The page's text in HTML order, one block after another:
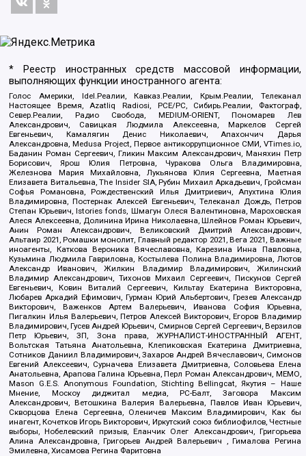
* Реестр иностранных средств массовой информации,
выполняющих функции иностранного агента:
Голос Америки, Idel.Реалии, Кавказ.Реалии, Крым.Реалии, Телеканал
Настоящее Время, Azatliq Radiosi, PCE/PC, Сибирь.Реалии, Фактограф,
Север.Реалии, Радио Свобода, MEDIUM-ORIENT, Пономарев Лев
Александрович, Савицкая Людмила Алексеевна, Маркелов Сергей
Евгеньевич, Камалягин Денис Николаевич, Апахончич Дарья
Александровна, Medusa Project, Первое антикоррупционное СМИ, VTimes.io,
Баданин Роман Сергеевич, Гликин Максим Александрович, Маняхин Петр
Борисович, Ярош Юлия Петровна, Чуракова Ольга Владимировна,
Железнова Мария Михайловна, Лукьянова Юлия Сергеевна, Маетная
Елизавета Витальевна, The Insider SIA, Рубин Михаил Аркадьевич, Гройсман
Софья Романовна, Рождественский Илья Дмитриевич, Апухтина Юлия
Владимировна, Постернак Алексей Евгеньевич, Телеканал Дождь, Петров
Степан Юрьевич, Istories fonds, Шмагун Олеся Валентиновна, Мароховская
Алеся Алексеевна, Долинина Ирина Николаевна, Шлейнов Роман Юрьевич,
Анин Роман Александрович, Великовский Дмитрий Александрович,
Альтаир 2021, Ромашки монолит, Главный редактор 2021, Вега 2021, Важные
иноагенты, Каткова Вероника Вячеславовна, Карезина Инна Павловна,
Кузьмина Людмила Гавриловна, Костылева Полина Владимировна, Лютов
Александр Иванович, Жилкин Владимир Владимирович, Жилинский
Владимир Александрович, Тихонов Михаил Сергеевич, Пискунов Сергей
Евгеньевич, Ковин Виталий Сергеевич, Кильтау Екатерина Викторовна,
Любарев Аркадий Ефимович, Гурман Юрий Альбертович, Грезев Александр
Викторович, Важенков Артем Валерьевич, Иванова София Юрьевна,
Пигалкин Илья Валерьевич, Петров Алексей Викторович, Егоров Владимир
Владимирович, Гусев Андрей Юрьевич, Смирнов Сергей Сергеевич, Верзилов
Петр Юрьевич, ЗП, Зона права, ЖУРНАЛИСТ-ИНОСТРАННЫЙ АГЕНТ,
Вольтская Татьяна Анатольевна, Клепиковская Екатерина Дмитриевна,
Сотников Даниил Владимирович, Захаров Андрей Вячеславович, Симонов
Евгений Алексеевич, Сурначева Елизавета Дмитриевна, Соловьева Елена
Анатольевна, Арапова Галина Юрьевна, Перл Роман Александрович, МЕМО,
Mason G.E.S. Anonymous Foundation, Stichting Bellingcat, Якутия – Наше
Мнение, Москоу диджитал медиа, РС-Балт, Заговора Максим
Александрович, Ветошкина Валерия Валерьевна, Павлов Иван Юрьевич,
Скворцова Елена Сергеевна, Оленичев Максим Владимирович, Как бы
инагент, Кочетков Игорь Викторович, Иркутский союз библиофилов, Честные
выборы, Нобелевский призыв, Еланчик Олег Александрович, Григорьева
Алина Александровна, Григорьев Андрей Валерьевич , Гималова Регина
Эмилевна, Хисамова Регина Фаритовна